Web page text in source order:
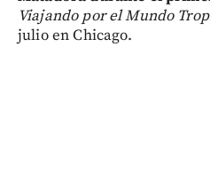
Viajando por el Mundo
julio en Chicago.